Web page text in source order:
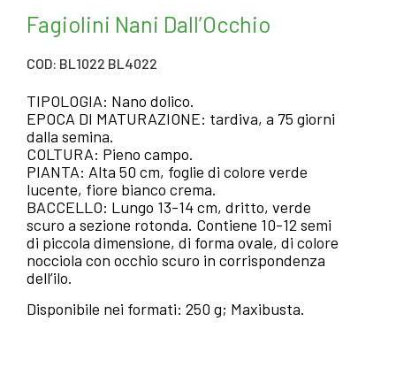
Fagiolini Nani Dall’Occhio
COD: BL1022 BL4022
TIPOLOGIA: Nano dolico.
EPOCA DI MATURAZIONE: tardiva, a 75 giorni
dalla semina.
COLTURA: Pieno campo.
PIANTA: Alta 50 cm, foglie di colore verde
lucente, fiore bianco crema.
BACCELLO: Lungo 13-14 cm, dritto, verde
scuro a sezione rotonda. Contiene 10-12 semi
di piccola dimensione, di forma ovale, di colore
nocciola con occhio scuro in corrispondenza
dell’ilo.
Disponibile nei formati: 250 g; Maxibusta.